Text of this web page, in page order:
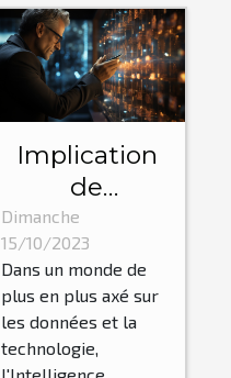
Implication
de
l'Intelligence
Artificielle
dans
l'optimisation
des affaires
Dimanche
15/10/2023
Dans un monde de
plus en plus axé sur
les données et la
technologie,